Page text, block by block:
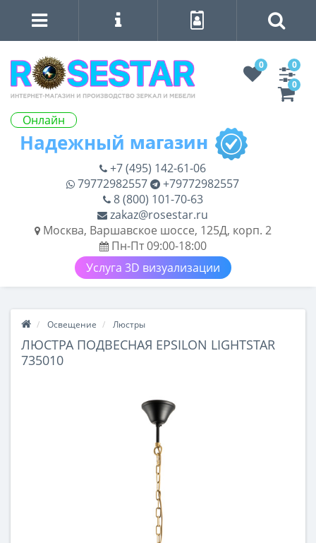
Онлайн
0
0
0
+7 (495) 142-61-06
79772982557
+79772982557
8 (800) 101-70-63
zakaz@rosestar.ru
Москва, Варшавское шоссе, 125Д, корп. 2
Пн-Пт 09:00-18:00
Услуга 3D визуализации
Освещение Люстры
ЛЮСТРА ПОДВЕСНАЯ EPSILON LIGHTSTAR
735010